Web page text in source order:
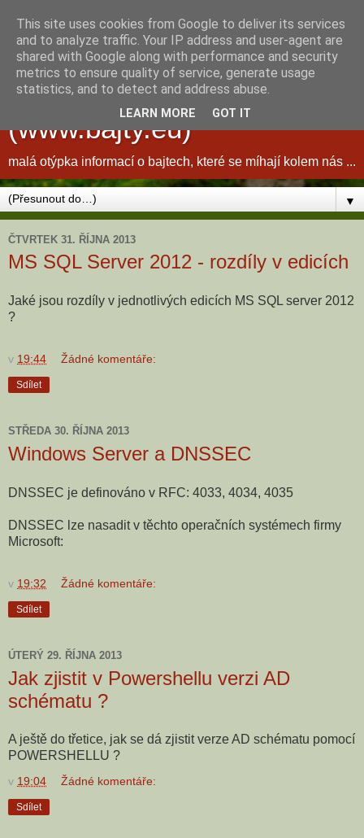
bajty kolem nás ...
(www.bajty.eu)
malá otýpka informací o bajtech, které se míhají kolem nás ...
▼
ČTVRTEK 31. ŘÍJNA 2013
MS SQL Server 2012 - rozdíly v edicích
Jaké jsou rozdíly v jednotlivých edicích MS SQL server 2012
?
v 19:44 Žádné komentáře:
Sdílet
STŘEDA 30. ŘÍJNA 2013
Windows Server a DNSSEC
DNSSEC je definováno v RFC: 4033, 4034, 4035
DNSSEC lze nasadit v těchto operačních systémech firmy
Microsoft:
v 19:32 Žádné komentáře:
Sdílet
ÚTERÝ 29. ŘÍJNA 2013
Jak zjistit v Powershellu verzi AD
schématu ?
A ještě do třetice, jak se dá zjistit verze AD schématu pomocí
POWERSHELLU ?
v 19:04 Žádné komentáře:
Sdílet
This site uses cookies from Google to deliver its services
and to analyze traffic. Your IP address and user-agent are
shared with Google along with performance and security
metrics to ensure quality of service, generate usage
statistics, and to detect and address abuse.
LEARN MORE GOT IT